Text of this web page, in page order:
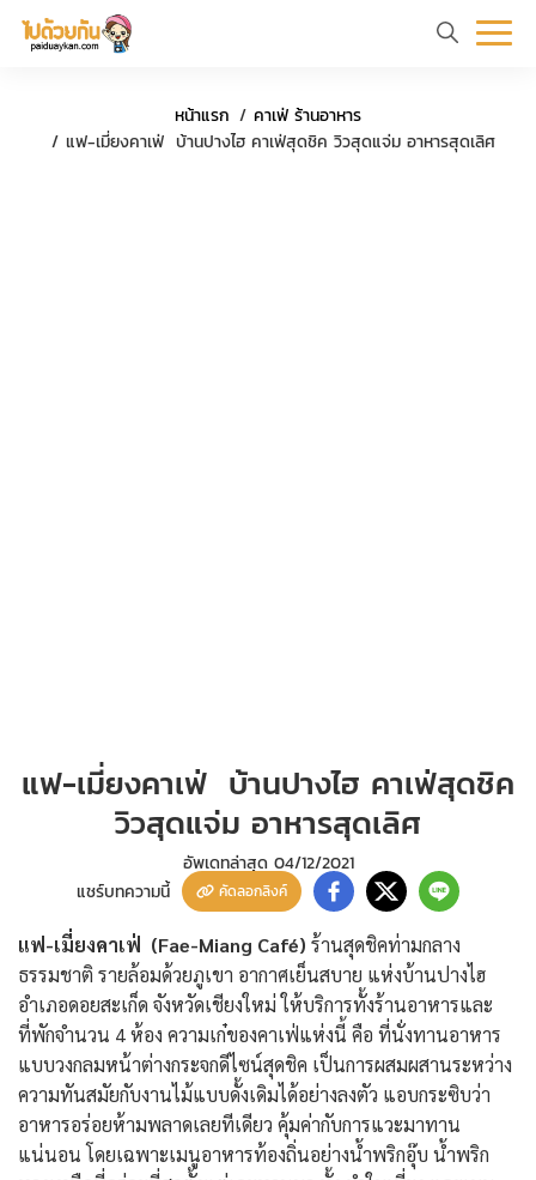
แรกท่อง เที่ยวอย่าง
หน้าแรก
คาเฟ่ ร้านอาหาร
แฟ-เมี่ยงคาเฟ่ บ้านปางไฮ คาเฟ่สุดชิค วิวสุดแจ่ม อาหารสุดเลิศ
แฟ-เมี่ยงคาเฟ่ บ้านปางไฮ คาเฟ่สุดชิค
วิวสุดแจ่ม อาหารสุดเลิศ
อัพเดทล่าสุด 04/12/2021
แชร์บทความนี้
คัดลอกลิงค์
แฟ-เมี่ยงคาเฟ่ (Fae-Miang Café) ร้านสุดชิคท่ามกลาง
ธรรมชาติ รายล้อมด้วยภูเขา อากาศเย็นสบาย แห่งบ้านปางไฮ
อำเภอดอยสะเก็ด จังหวัดเชียงใหม่ ให้บริการทั้งร้านอาหารและ
ที่พักจำนวน 4 ห้อง ความเก๋ของคาเฟ่แห่งนี้ คือ ที่นั่งทานอาหาร
แบบวงกลมหน้าต่างกระจกดีไซน์สุดชิค เป็นการผสมผสานระหว่าง
ความทันสมัยกับงานไม้แบบดั้งเดิมได้อย่างลงตัว แอบกระซิบว่า
อาหารอร่อยห้ามพลาดเลยทีเดียว คุ้มค่ากับการแวะมาทาน
แน่นอน โดยเฉพาะเมนูอาหารท้องถิ่นอย่างน้ำพริกอุ๊บ น้ำพริก